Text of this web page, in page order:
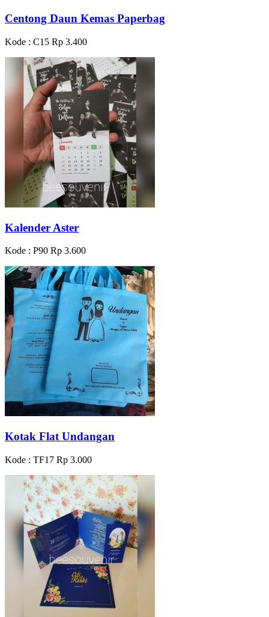
Centong Daun Kemas Paperbag
Kode : C15 Rp 3.400
Kalender Aster
Kode : P90 Rp 3.600
Kotak Flat Undangan
Kode : TF17 Rp 3.000